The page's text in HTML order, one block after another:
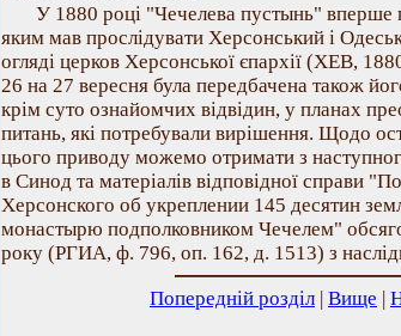
У 1880 році "Чечелева пустынь" вперше
яким мав прослідувати Херсонський і
огляді церков Херсонської єпархії (ХЕВ,
26 на 27 вересня була передбачена також
крім суто ознайомчих відвідин, у планах
питань, які потребували вирішення. Щодо
цього приводу можемо отримати з
в Синод та матеріалів відповідної справи
Херсонского об укреплении 145 десятин
монастырю подполковником Чечелем"
року (РГИА, ф. 796, оп. 162, д. 1513) з
Попередній розділ | Вище |